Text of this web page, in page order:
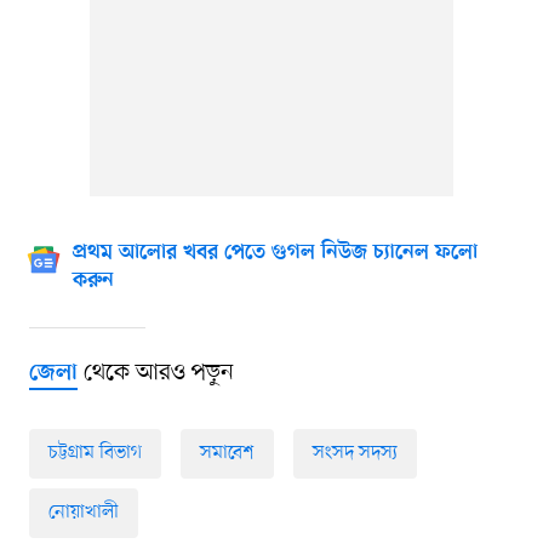
প্রথম আলোর খবর পেতে গুগল নিউজ চ্যানেল ফলো
করুন
জেলাথেকে আরও পড়ুন
চট্টগ্রাম বিভাগ সমাবেশ সংসদ সদস্য
নোয়াখালী